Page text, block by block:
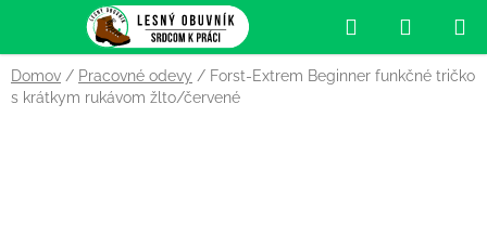
obsah
Hľadať
KOŠÍK
Domov / Pracovné odevy / Forst-Extrem Beginner funkčné tričko
s krátkym rukávom žlto/červené